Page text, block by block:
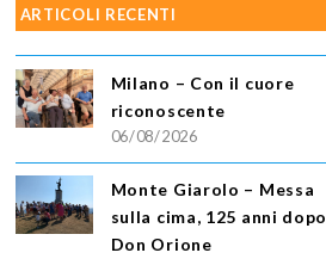
ARTICOLI RECENTI
Milano – Con il cuore
riconoscente
06/08/2026
Monte Giarolo – Messa
sulla cima, 125 anni dopo
Don Orione